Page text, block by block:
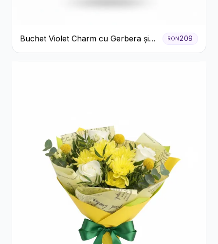
Buchet Violet Charm cu Gerbera și
Lisianthus Alb
RON209